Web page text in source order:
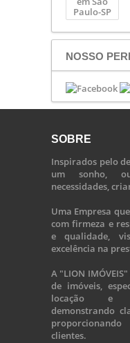
NOSSO
SOBRE
Inspirados pelo
um sonho,
necessidades,
Uma Empresa
com firmeza e
e qualidade,
excelência na
A "LION
de imóveis,
locação e
demonstrando
clientes.